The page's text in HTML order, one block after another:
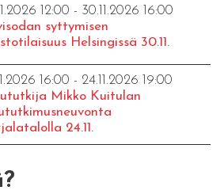
12:00 - 30.11.2026 16:00
syttymisen
Helsingissä 30.11.
16:00 - 24.11.2026 19:00
Mikko Kuitulan
24.11.